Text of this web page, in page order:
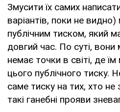
Змусити їх самих
варіантів, поки не
публічним тиском, який
довгий час. По суті,
немає точки в світі, де
цього публічного тиску.
саме тиску на тих, хто не
такі ганебні прояви